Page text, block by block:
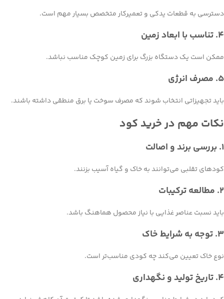
دسترسی به قطعات یدکی و تعمیرکار متخصص بسیار مهم است.
4. تناسب با ابعاد زمین
ممکن است یک دستگاه بزرگ برای زمین کوچک مناسب نباشد.
5. مصرف انرژی
باید تجهیزاتی انتخاب شوند که مصرف سوخت یا برق منطقی داشته باشند.
نکات مهم در خرید کود
1. بررسی برند و اصالت
کودهای تقلبی می‌توانند به خاک و گیاه آسیب بزنند.
2. مطالعه ترکیبات
باید نسبت عناصر غذایی با نیاز محصول هماهنگ باشد.
3. توجه به شرایط خاک
نوع خاک تعیین می‌کند چه کودی مناسب‌تر است.
4. تاریخ تولید و نگهداری